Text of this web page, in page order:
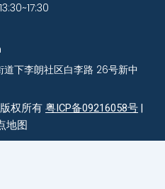
下李朗社区白李路 26号新中
权所有 粤ICP备09216058号 |
地图